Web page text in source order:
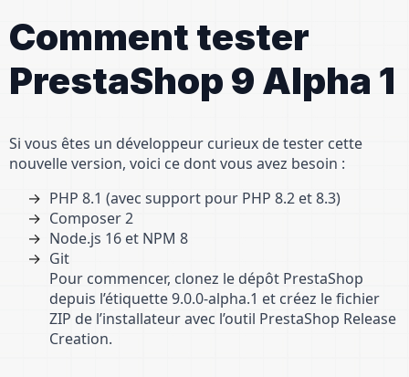
Comment tester
PrestaShop 9 Alpha 1
Si vous êtes un développeur curieux de tester cette
nouvelle version, voici ce dont vous avez besoin :
PHP 8.1 (avec support pour PHP 8.2 et 8.3)
Composer 2
Node.js 16 et NPM 8
Git
Pour commencer, clonez le dépôt PrestaShop
depuis l’étiquette 9.0.0-alpha.1 et créez le fichier
ZIP de l’installateur avec l’outil PrestaShop Release
Creation.